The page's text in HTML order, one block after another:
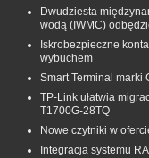
Dwudziesta
wodą (IWMC)
Iskrobezpieczne
wybuchem
Smart Terminal marki
TP-Link ułatwia
T1700G‑28TQ
Nowe czytniki w
Integracja systemu